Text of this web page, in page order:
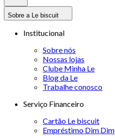
Sobre a Le biscuit
Institucional
Sobre nós
Nossas lojas
Clube Minha Le
Blog da Le
Trabalhe conosco
Serviço Financeiro
Cartão Le biscuit
Empréstimo Dim Dim